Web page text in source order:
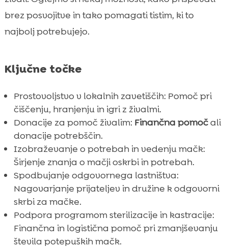
Sodelovanje z veterinarskimi klinikami
Izobraževanje o potrebah in vedenju mačk
živali
 Spodbujanje prijateljev k pomoči
Ustvarjanje in deljenje izobraževalnih
vsebin
Zaključek
 FAQ
brez posvojitve in tako pomagati tistim, ki to
najbolj potrebujejo.
Ključne točke
Prostovoljstvo v lokalnih zavetiščih: Pomoč pri
čiščenju, hranjenju in igri z živalmi.
Donacije za pomoč živalim: Finančna pomočali
donacije potrebščin.
Izobraževanje o potrebah in vedenju mačk:
Širjenje znanja o mačji oskrbi in potrebah.
Spodbujanje odgovornega lastništva:
Nagovarjanje prijateljev in družine k odgovorni
skrbi za mačke.
Podpora programom sterilizacije in kastracije:
Finančna in logistična pomoč pri zmanjševanju
števila potepuških mačk.